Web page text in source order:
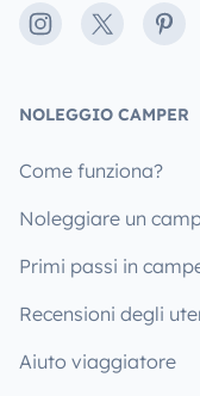
Instagram
X
NOLEGGIO CAMPER
Come funziona?
Noleggiare un
Primi passi in
Recensioni degli
Aiuto viaggiatore